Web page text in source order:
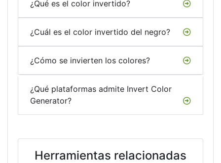
¿Qué es el color invertido?
¿Cuál es el color invertido del negro?
¿Cómo se invierten los colores?
¿Qué plataformas admite Invert Color
Generator?
Herramientas relacionadas